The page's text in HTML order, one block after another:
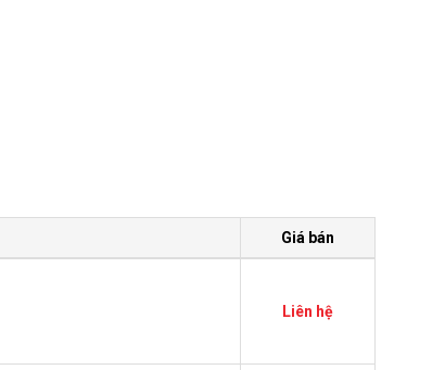
Giá bán
Liên hệ